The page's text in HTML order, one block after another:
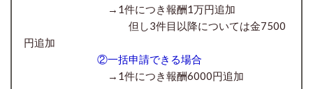
→1件につき報酬1万円追加
但し3件目以降については金7500
円追加
②一括申請できる場合
→1件につき報酬6000円追加